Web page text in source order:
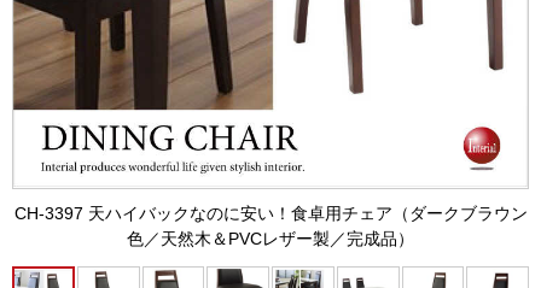
CH-3397 天ハイバックなのに安い！食卓用チェア（ダークブラウン
色／天然木＆PVCレザー製／完成品）